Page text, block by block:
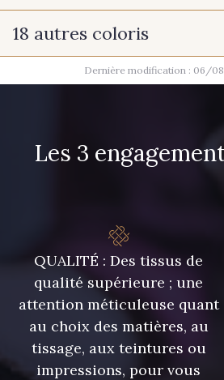
25 cm
18 autres coloris
9700 - Noir
2220 - Orange Rouge
Dernière modification : 06/
Les 3
QUALITÉ : Des tissus de
qualité supérieure ; une
attention méticuleuse quant
au choix des matières, au
tissage, aux teintures ou
impressions, pour vous